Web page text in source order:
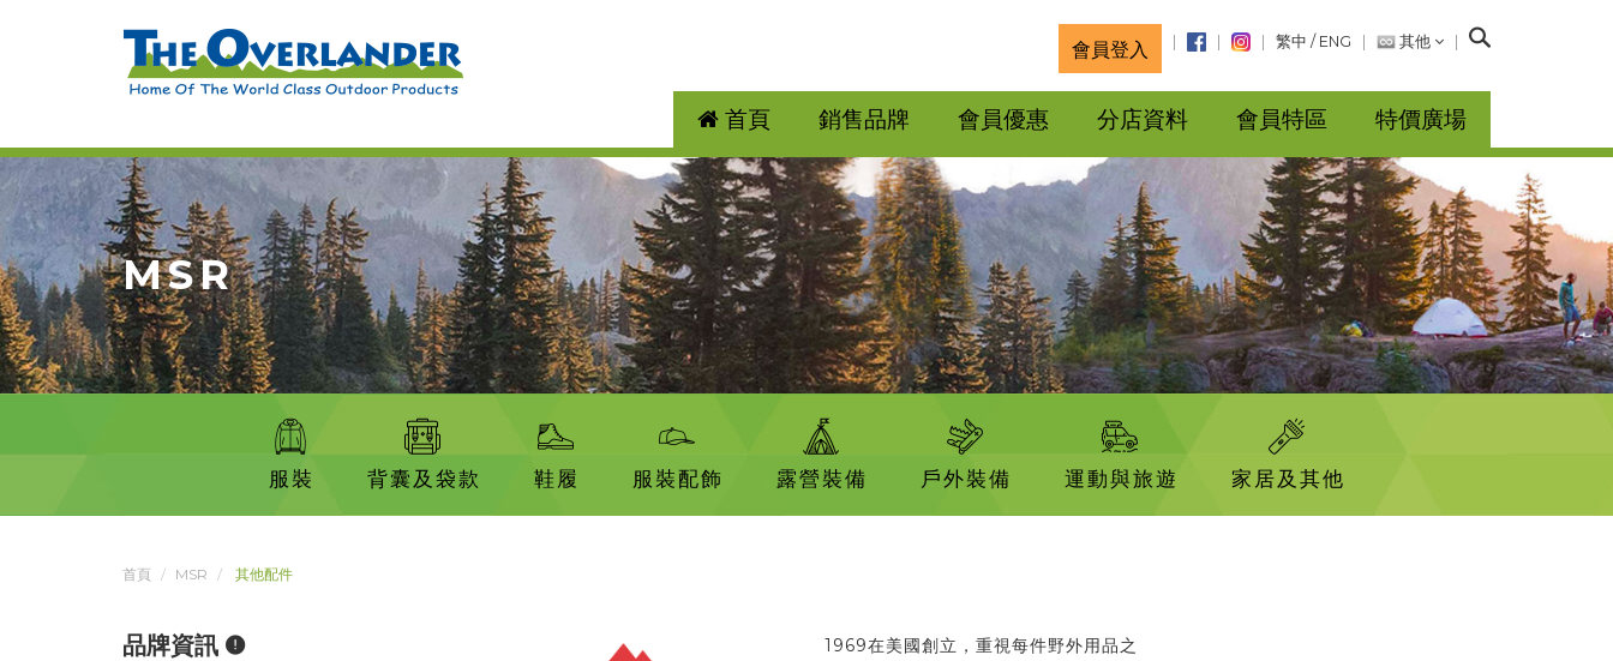
會員登入 繁中 / ENG 其他
搜
首頁 銷售品牌 會員優惠 分店資料 會員特區 特價廣場
MSR
服裝 背囊及袋款 鞋履 服裝配飾 露營裝備 戶外裝備 運動與旅遊 家居及其他
首頁 MSR 其他配件
1969在美國創立，重視每件野外用品之
品牌資訊